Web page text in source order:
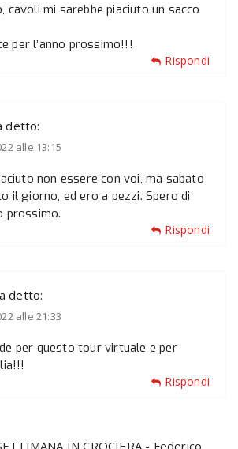
cavoli mi sarebbe piaciuto un sacco
per l’anno prossimo!!!
Rispondi
detto:
alle 13:15
non essere con voi, ma sabato
il giorno, ed ero a pezzi. Spero di
prossimo.
Rispondi
detto:
alle 21:33
per questo tour virtuale e per
Rispondi
IN CROCIERA - Federico